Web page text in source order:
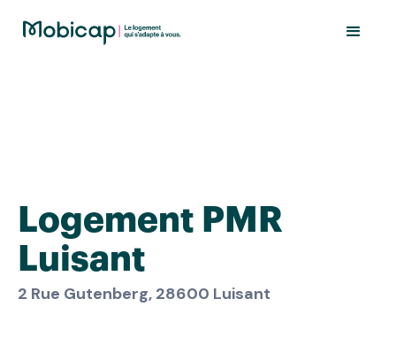
Logement PMR
Luisant
2 Rue Gutenberg, 28600 Luisant